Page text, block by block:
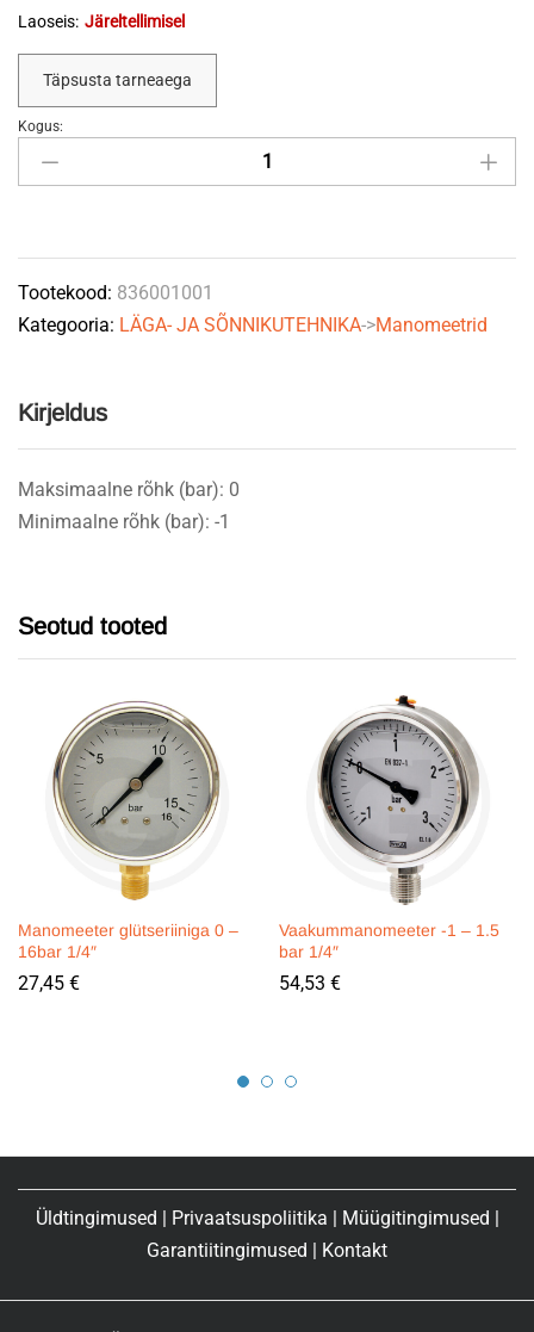
Laoseis: Järeltellimisel
Täpsusta tarneaega
Vaakummanomeeter
63mm
0
bar
1/4"
Kogus:
Tootekood: 836001001
Kategooria: LÄGA- JA SÕNNIKUTEHNIKA->Manomeetrid
Kirjeldus
Maksimaalne rõhk (bar): 0
Minimaalne rõhk (bar): -1
Seotud tooted
Manomeeter glütseriiniga 0 –
16bar 1/4″
27,45 €
Vaakummanomeeter -1 – 1.5
bar 1/4″
54,53 €
Üldtingimused Privaatsuspoliitika Müügitingimused
Garantiitingimused
Kontakt